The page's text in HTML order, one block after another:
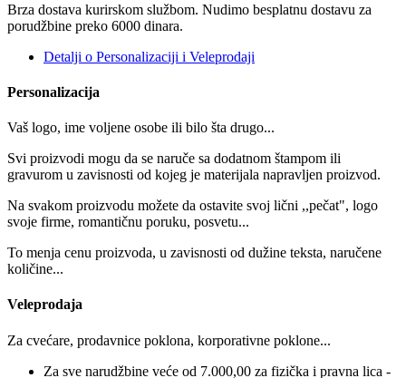
Brza dostava kurirskom službom. Nudimo besplatnu dostavu za
porudžbine preko 6000 dinara.
Detalji o Personalizaciji i Veleprodaji
Personalizacija
Vaš logo, ime voljene osobe ili bilo šta drugo...
Svi proizvodi mogu da se naruče sa dodatnom štampom ili
gravurom u zavisnosti od kojeg je materijala napravljen proizvod.
Na svakom proizvodu možete da ostavite svoj lični ,,pečat", logo
svoje firme, romantičnu poruku, posvetu...
To menja cenu proizvoda, u zavisnosti od dužine teksta, naručene
količine...
Veleprodaja
Za cvećare, prodavnice poklona, korporativne poklone...
Za sve narudžbine veće od 7.000,00 za fizička i pravna lica -